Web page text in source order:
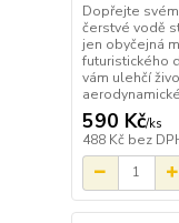
Dopřejte
čerstvé vodě
jen obyčejná
futuristického
vám ulehčí
590 Kč/ks
488 Kč bez